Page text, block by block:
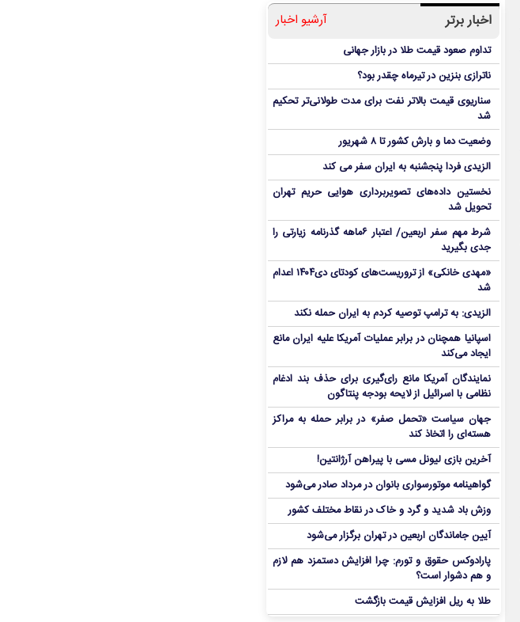
اخبار برتر آرشیو اخبار
تداوم صعود قیمت طلا در بازار جهانی
ناترازی بنزین در تیرماه چقدر بود؟
سناریوی قیمت بالاتر نفت برای مدت طولانی‌تر تحکیم
شد
وضعیت دما و بارش کشور تا ۸ شهریور
الزیدی فردا پنجشنبه به ایران سفر می کند
نخستین داده‌های تصویربرداری هوایی حریم تهران
تحویل شد
شرط مهم سفر اربعین/ اعتبار ۶ماهه گذرنامه زیارتی را
جدی بگیرید
«مهدی خانکی» از تروریست‌های کودتای دی۱۴۰۴ اعدام
شد
الزیدی: به ترامپ توصیه کردم به ایران حمله نکند
اسپانیا همچنان در برابر عملیات آمریکا علیه ایران مانع
ایجاد می‌کند
نمایندگان آمریکا مانع رای‌گیری برای حذف بند ادغام
نظامی با اسرائیل از لایحه بودجه پنتاگون
جهان سیاست «تحمل صفر» در برابر حمله به مراکز
هسته‌ای را اتخاذ کند
آخرین بازی لیونل مسی با پیراهن آرژانتین!
گواهینامه موتورسواری بانوان در مرداد صادر می‌شود
وزش باد شدید و گرد و خاک در نقاط مختلف کشور
آیین جاماندگان اربعین در تهران برگزار می‌شود
پارادوکس حقوق و تورم: چرا افزایش دستمزد هم لازم
و هم دشوار است؟
طلا به ریل افزایش قیمت بازگشت